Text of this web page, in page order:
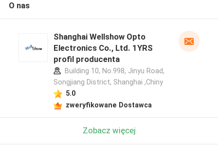
O nas
Shanghai Wellshow Opto
Electronics Co., Ltd. 1YRS
profil producenta
Building 10, No.998, Jinyu Road,
Songjiang District, Shanghai ,Chiny
5.0
zweryfikowane Dostawca
Zobacz więcej